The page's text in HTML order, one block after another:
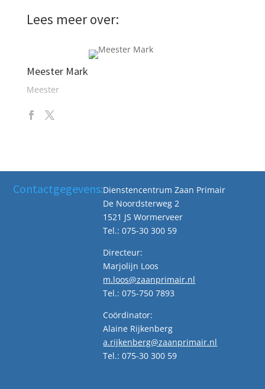
Lees meer over:
Meester Mark
Meester
Contactgegevens:Dienstencentrum Zaan Primair
De Noordsterweg 2
1521 JS Wormerveer
Tel.: 075-30 300 59
Directeur:
Marjolijn Loos
m.loos@zaanprimair.nl
Tel.: 075-750 7893
Coördinator:
Alaine Rijkenberg
a.rijkenberg@zaanprimair.nl
Tel.: 075-30 300 59